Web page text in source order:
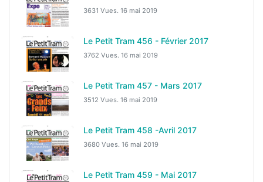
3631 Vues. 16 mai 2019
Le Petit Tram 456 - Février 2017
3762 Vues. 16 mai 2019
Le Petit Tram 457 - Mars 2017
3512 Vues. 16 mai 2019
Le Petit Tram 458 -Avril 2017
3680 Vues. 16 mai 2019
Le Petit Tram 459 - Mai 2017